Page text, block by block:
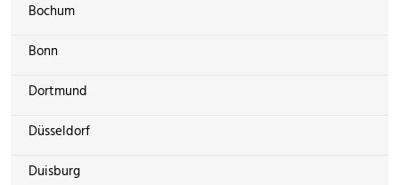
Bochum
Bonn
Dortmund
Düsseldorf
Duisburg